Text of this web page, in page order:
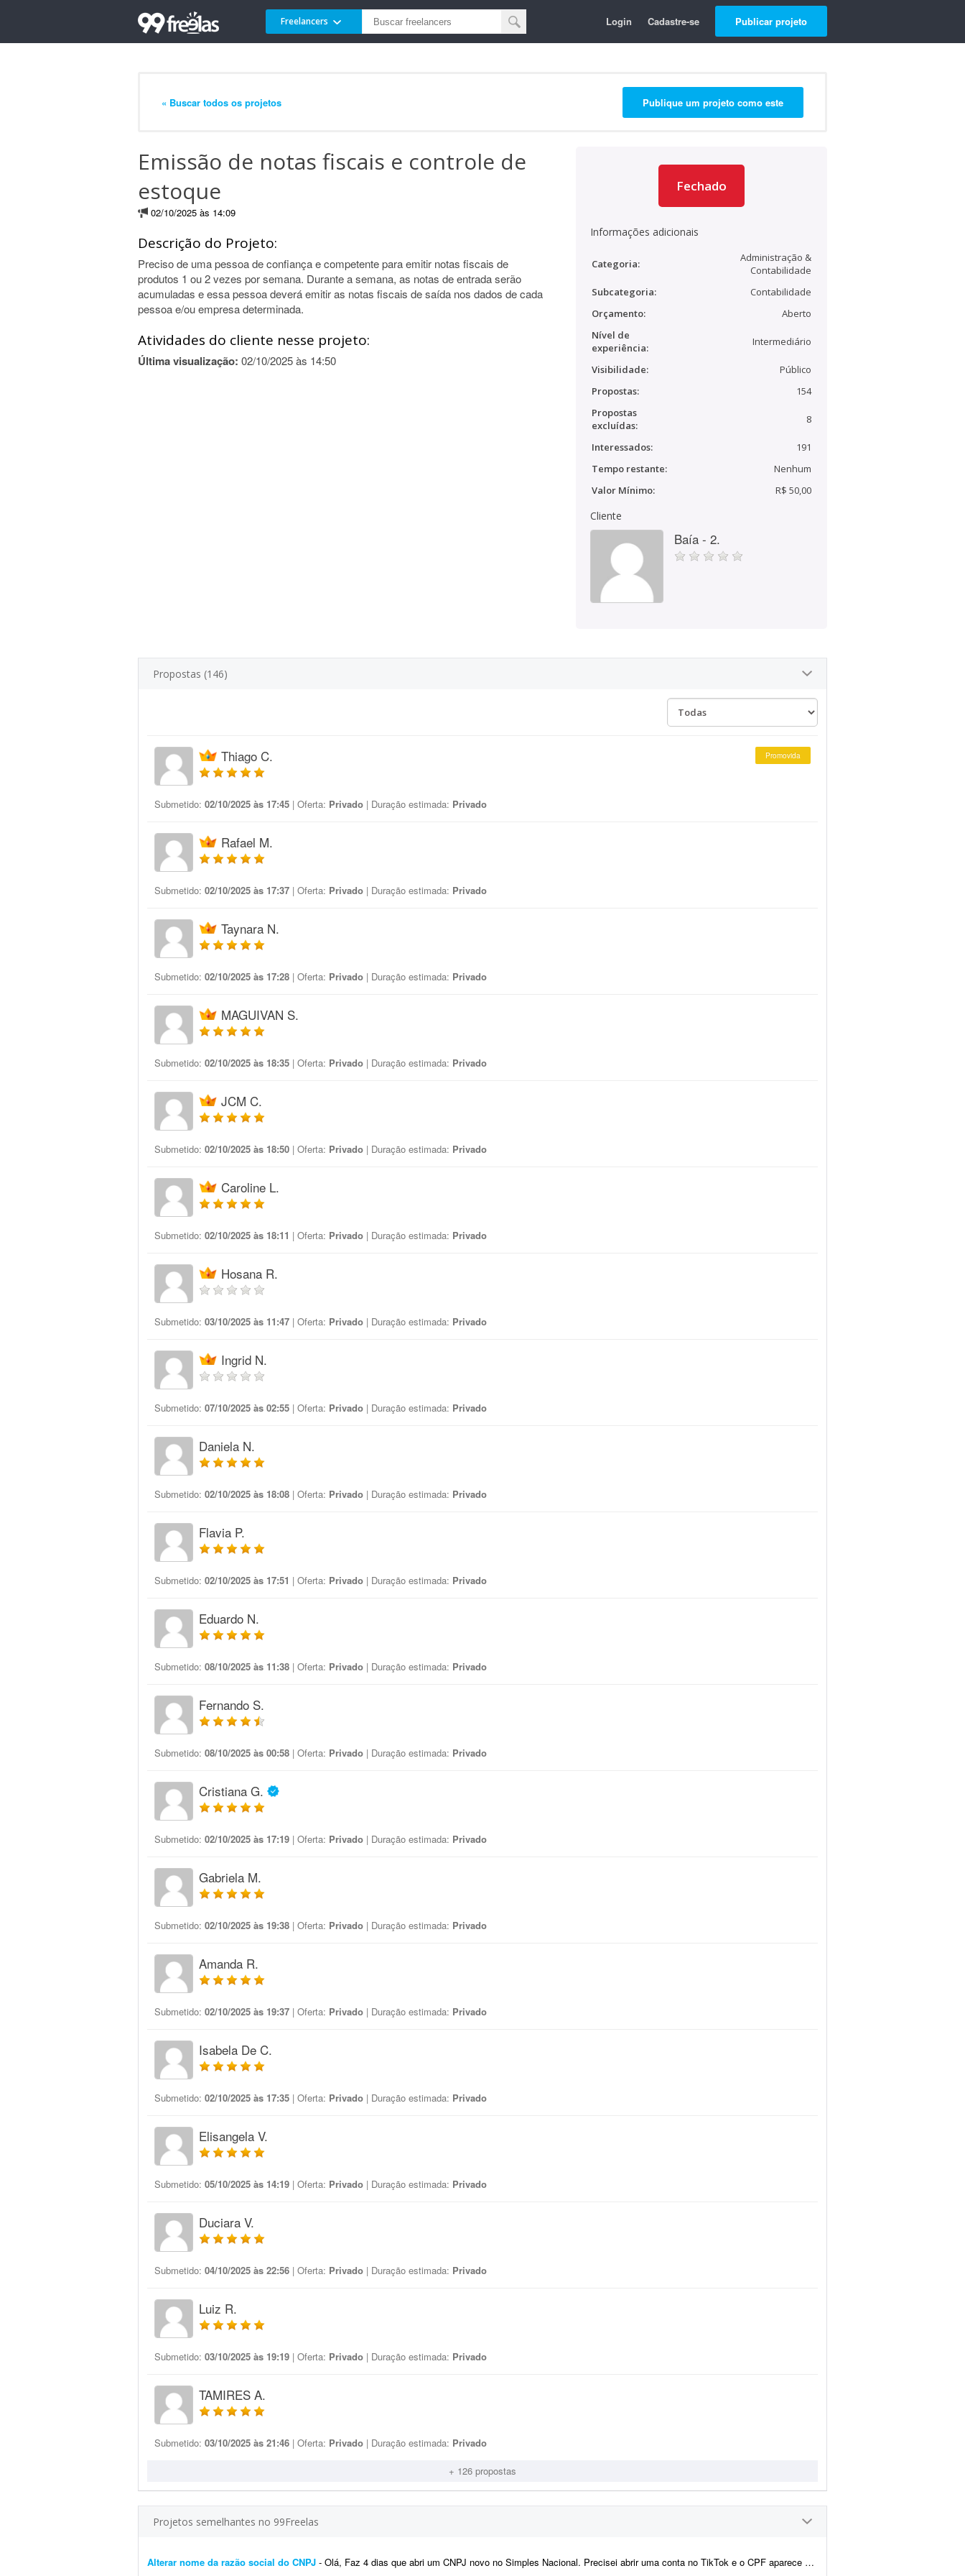
Freelancers Login Cadastre-se Publicar projeto
« Buscar todos os projetos Publique um projeto como este
Emissão de notas fiscais e controle de
estoque
02/10/2025 às 14:09
Descrição do Projeto:
Preciso de uma pessoa de confiança e competente para emitir notas fiscais de
produtos 1 ou 2 vezes por semana. Durante a semana, as notas de entrada serão
acumuladas e essa pessoa deverá emitir as notas fiscais de saída nos dados de cada
pessoa e/ou empresa determinada.
Atividades do cliente nesse projeto:
Última visualização: 02/10/2025 às 14:50
Fechado
Informações adicionais
Categoria:
Administração &
Contabilidade
Subcategoria:
Contabilidade
Orçamento:
Aberto
Nível de
experiência:
Intermediário
Visibilidade:
Público
Propostas:
154
Propostas
excluídas:
8
Interessados:
191
Tempo restante:
Nenhum
Valor Mínimo:
R$ 50,00
Cliente
Baía - 2.
Propostas (146)
Thiago C. Promovida
Submetido: 02/10/2025 às 17:45 | Oferta: Privado | Duração estimada: Privado
Rafael M.
Submetido: 02/10/2025 às 17:37 | Oferta: Privado | Duração estimada: Privado
Taynara N.
Submetido: 02/10/2025 às 17:28 | Oferta: Privado | Duração estimada: Privado
MAGUIVAN S.
Submetido: 02/10/2025 às 18:35 | Oferta: Privado | Duração estimada: Privado
JCM C.
Submetido: 02/10/2025 às 18:50 | Oferta: Privado | Duração estimada: Privado
Caroline L.
Submetido: 02/10/2025 às 18:11 | Oferta: Privado | Duração estimada: Privado
Hosana R.
Submetido: 03/10/2025 às 11:47 | Oferta: Privado | Duração estimada: Privado
Ingrid N.
Submetido: 07/10/2025 às 02:55 | Oferta: Privado | Duração estimada: Privado
Daniela N.
Submetido: 02/10/2025 às 18:08 | Oferta: Privado | Duração estimada: Privado
Flavia P.
Submetido: 02/10/2025 às 17:51 | Oferta: Privado | Duração estimada: Privado
Eduardo N.
Submetido: 08/10/2025 às 11:38 | Oferta: Privado | Duração estimada: Privado
Fernando S.
Submetido: 08/10/2025 às 00:58 | Oferta: Privado | Duração estimada: Privado
Cristiana G.
Submetido: 02/10/2025 às 17:19 | Oferta: Privado | Duração estimada: Privado
Gabriela M.
Submetido: 02/10/2025 às 19:38 | Oferta: Privado | Duração estimada: Privado
Amanda R.
Submetido: 02/10/2025 às 19:37 | Oferta: Privado | Duração estimada: Privado
Isabela De C.
Submetido: 02/10/2025 às 17:35 | Oferta: Privado | Duração estimada: Privado
Elisangela V.
Submetido: 05/10/2025 às 14:19 | Oferta: Privado | Duração estimada: Privado
Duciara V.
Submetido: 04/10/2025 às 22:56 | Oferta: Privado | Duração estimada: Privado
Luiz R.
Submetido: 03/10/2025 às 19:19 | Oferta: Privado | Duração estimada: Privado
TAMIRES A.
Submetido: 03/10/2025 às 21:46 | Oferta: Privado | Duração estimada: Privado
+ 126 propostas
Projetos semelhantes no 99Freelas
Alterar nome da razão social do CNPJ - Olá, Faz 4 dias que abri um CNPJ novo no Simples Nacional. Precisei abrir uma conta no TikTok e o CPF aparece com meu nome de casada; por isso houve divergência no nome registrado na ...